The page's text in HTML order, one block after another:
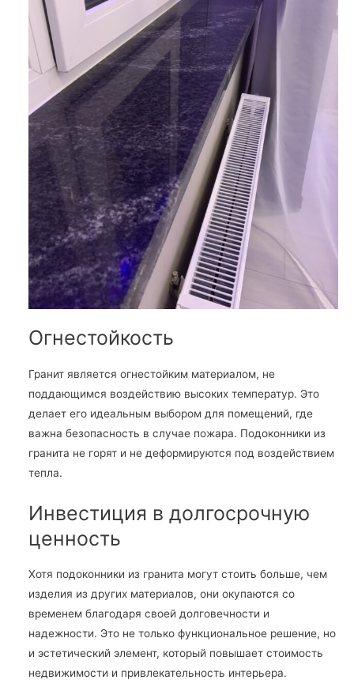
Огнестойкость
Гранит является огнестойким материалом, не
поддающимся воздействию высоких температур. Это
делает его идеальным выбором для помещений, где
важна безопасность в случае пожара. Подоконники из
гранита не горят и не деформируются под воздействием
тепла.
Инвестиция в долгосрочную
ценность
Хотя подоконники из гранита могут стоить больше, чем
изделия из других материалов, они окупаются со
временем благодаря своей долговечности и
надежности. Это не только функциональное решение, но
и эстетический элемент, который повышает стоимость
недвижимости и привлекательность интерьера.